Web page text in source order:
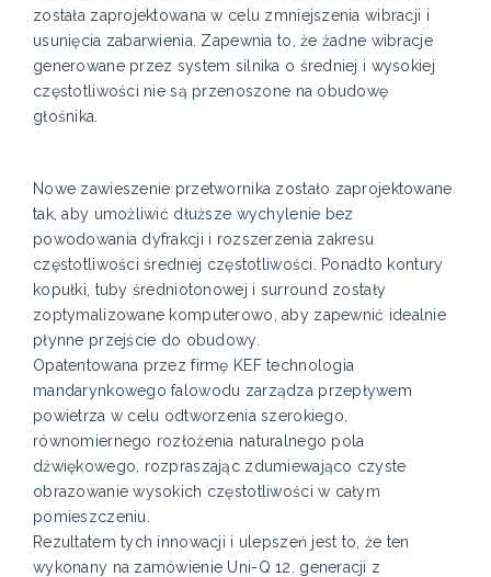
została zaprojektowana w celu zmniejszenia wibracji i
usunięcia zabarwienia. Zapewnia to, że żadne wibracje
generowane przez system silnika o średniej i wysokiej
częstotliwości nie są przenoszone na obudowę
głośnika.
Nowe zawieszenie przetwornika zostało zaprojektowane
tak, aby umożliwić dłuższe wychylenie bez
powodowania dyfrakcji i rozszerzenia zakresu
częstotliwości średniej częstotliwości. Ponadto kontury
kopułki, tuby średniotonowej i surround zostały
zoptymalizowane komputerowo, aby zapewnić idealnie
płynne przejście do obudowy.
Opatentowana przez firmę KEF technologia
mandarynkowego falowodu zarządza przepływem
powietrza w celu odtworzenia szerokiego,
równomiernego rozłożenia naturalnego pola
dźwiękowego, rozpraszając zdumiewająco czyste
obrazowanie wysokich częstotliwości w całym
pomieszczeniu.
Rezultatem tych innowacji i ulepszeń jest to, że ten
wykonany na zamówienie Uni-Q 12. generacji z